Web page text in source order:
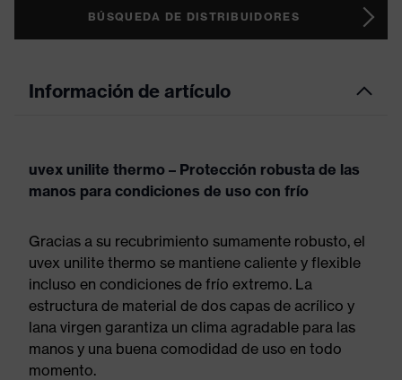
BÚSQUEDA DE DISTRIBUIDORES
Información de artículo
uvex unilite thermo – Protección robusta de las
manos para condiciones de uso con frío
Gracias a su recubrimiento sumamente robusto, el
uvex unilite thermo se mantiene caliente y flexible
incluso en condiciones de frío extremo. La
estructura de material de dos capas de acrílico y
lana virgen garantiza un clima agradable para las
manos y una buena comodidad de uso en todo
momento.